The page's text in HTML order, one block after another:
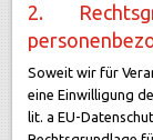
2.
Soweit wir für
eine Einwilligung
lit. a EU-